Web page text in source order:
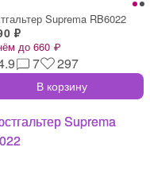
Suprema RB6022
₽
до 660 ₽
7 297
В корзину